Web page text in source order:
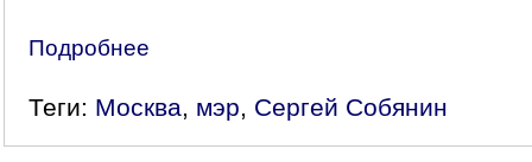
Подробнее
Теги: Москва, мэр, Сергей Собянин